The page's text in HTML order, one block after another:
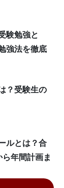
験勉強と
強法を徹底
？受験生の
ルとは？合
年間計画ま